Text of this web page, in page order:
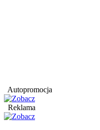
Autopromocja
Reklama